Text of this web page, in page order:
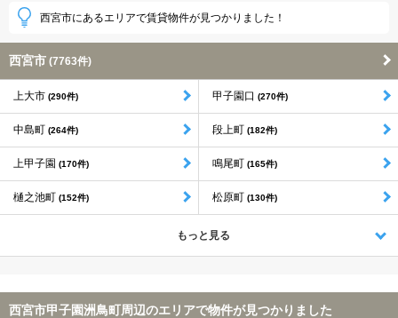
西宮市にあるエリアで賃貸物件が見つかりました！
西宮市 (7763件)
上大市 (290件) 甲子園口 (270件)
中島町 (264件) 段上町 (182件)
上甲子園 (170件) 鳴尾町 (165件)
樋之池町 (152件) 松原町 (130件)
もっと見る
西宮市甲子園洲鳥町周辺のエリアで物件が見つかりました